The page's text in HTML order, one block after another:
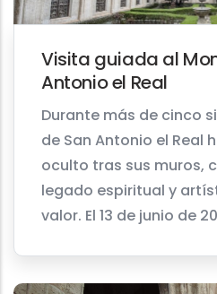
Visita guiada al
Antonio el Real
Durante más de cinco
de San Antonio el Real
oculto tras sus muros,
legado espiritual y
valor. El 13 de junio de